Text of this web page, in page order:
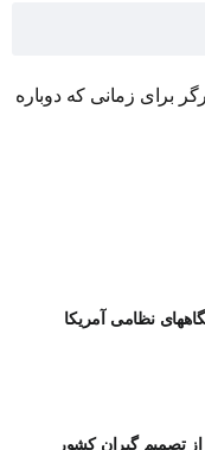
برای زمانی که دوباره
نظامی آمریکا
تصمیم گیران کشور